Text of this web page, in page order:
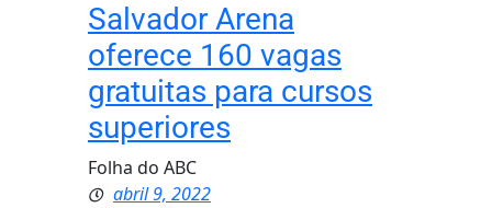
Salvador Arena
oferece 160 vagas
gratuitas para cursos
superiores
Folha do ABC
abril 9, 2022